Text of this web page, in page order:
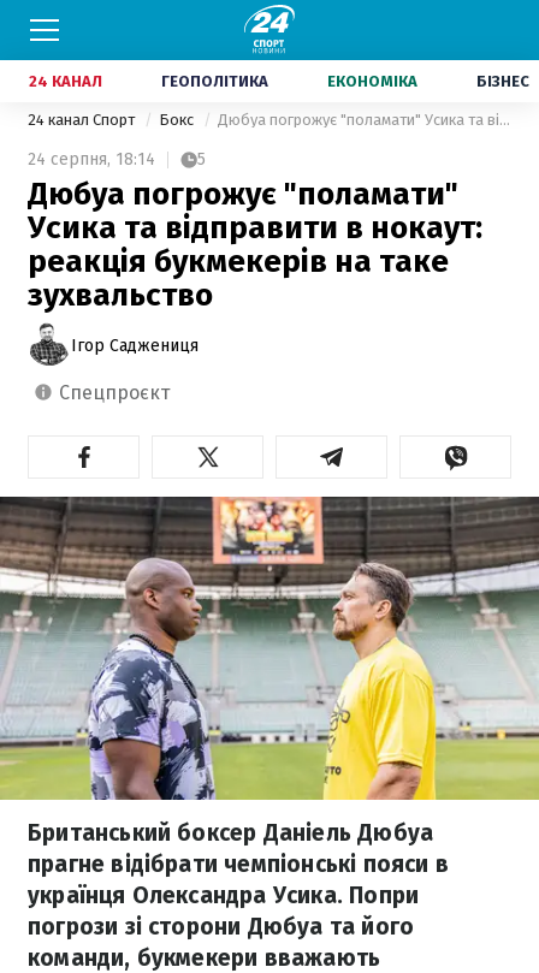
24 КАНАЛ ГЕОПОЛІТИКА ЕКОНОМІКА БІЗНЕС
24 канал Спорт Бокс Дюбуа погрожує "поламати" Усика та відправити в нокаут: реакція букмекерів на таке зухвальство
24 серпня, 18:14 5
Дюбуа погрожує "поламати"
Усика та відправити в нокаут:
реакція букмекерів на таке
зухвальство
Ігор Саджениця
спецпроєкт
Британський боксер Даніель Дюбуа
прагне відібрати чемпіонські пояси в
українця Олександра Усика. Попри
погрози зі сторони Дюбуа та його
команди, букмекери вважають